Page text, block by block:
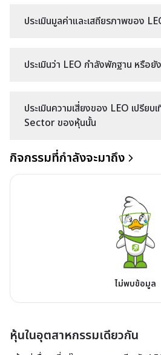
ประเมินมูลค่าและเสถียรภาพของ
ประเมินว่า LEO กำลังพักฐาน หรือยั
ประเมินความเสี่ยงของ LEO เปรียบ
Sector ของหุ้นนั้น
กิจกรรมที่กำลังจะมาถึง
ไม่พบข้อมูล
หุ้นในอุตสาหกรรมเดียวกัน